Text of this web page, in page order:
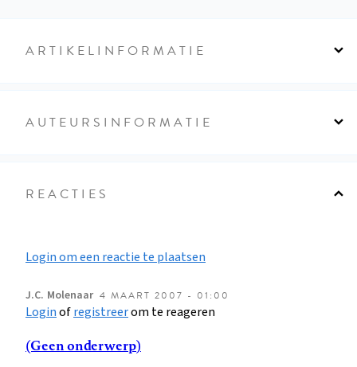
ARTIKELINFORMATIE
AUTEURSINFORMATIE
REACTIES
Login om een reactie te plaatsen
J.C. Molenaar 4 MAART 2007 - 01:00
Loginofregistreerom te reageren
(Geen onderwerp)